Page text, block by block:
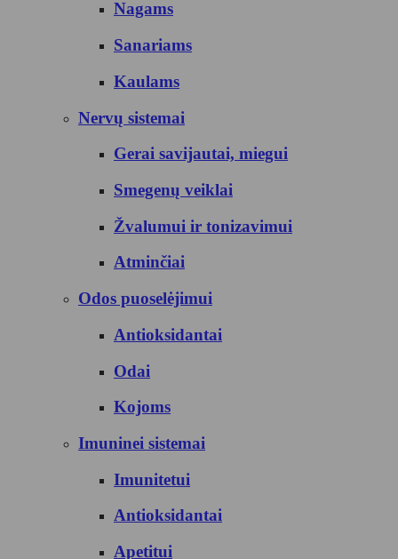
Nagams
Sanariams
Kaulams
Nervų sistemai
Gerai savijautai, miegui
Smegenų veiklai
Žvalumui ir tonizavimui
Atminčiai
Odos puoselėjimui
Antioksidantai
Odai
Kojoms
Imuninei sistemai
Imunitetui
Antioksidantai
Apetitui